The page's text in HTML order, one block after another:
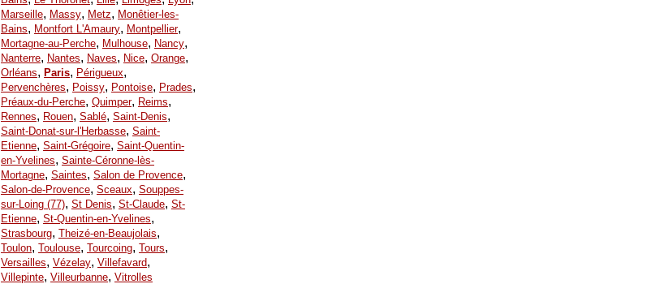
Marseille, Massy, Metz, Monêtier-les-
Bains, Montfort L'Amaury, Montpellier,
Mortagne-au-Perche, Mulhouse, Nancy,
Nanterre, Nantes, Naves, Nice, Orange,
Orléans, Paris, Périgueux,
Pervenchères, Poissy, Pontoise, Prades,
Préaux-du-Perche, Quimper, Reims,
Rennes, Rouen, Sablé, Saint-Denis,
Saint-Donat-sur-l'Herbasse, Saint-
Etienne, Saint-Grégoire, Saint-Quentin-
en-Yvelines, Sainte-Céronne-lès-
Mortagne, Saintes, Salon de Provence,
Salon-de-Provence, Sceaux, Souppes-
sur-Loing (77), St Denis, St-Claude, St-
Etienne, St-Quentin-en-Yvelines,
Strasbourg, Theizé-en-Beaujolais,
Toulon, Toulouse, Tourcoing, Tours,
Versailles, Vézelay, Villefavard,
Villepinte, Villeurbanne, Vitrolles